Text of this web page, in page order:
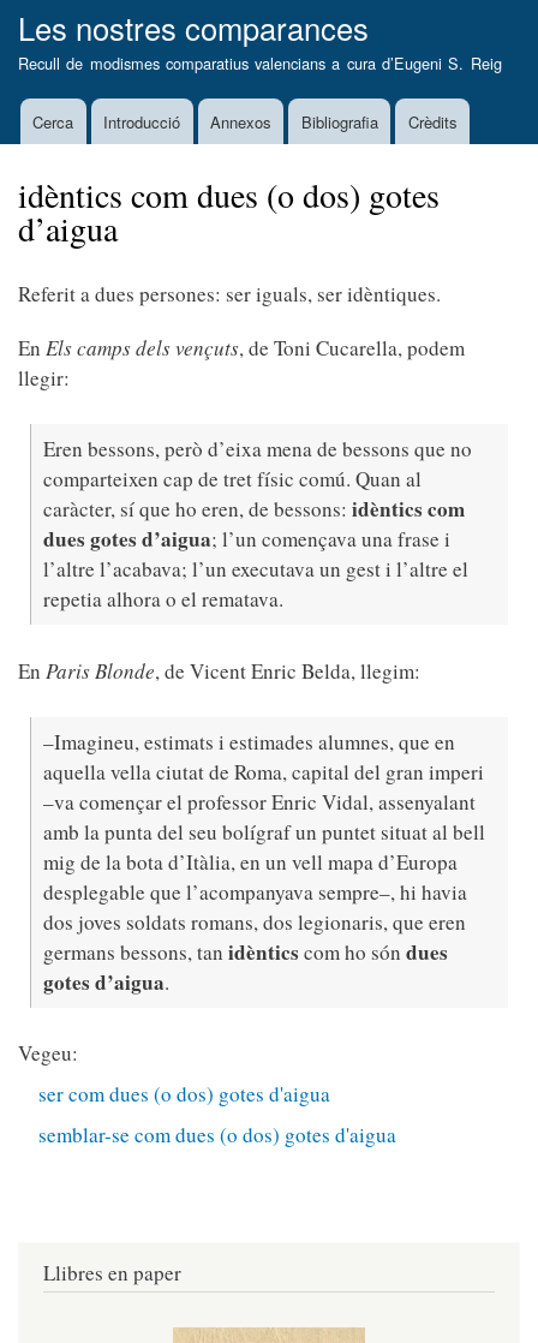
al
contingut
Les nostres comparances
Recull de modismes comparatius valencians a cura d’Eugeni S. Reig
MainCerca Introducció Annexos Bibliografia Crèdits
idèntics com dues (o dos) gotes
d’aigua
Referit a dues persones: ser iguals, ser idèntiques.
En Els camps dels vençuts, de Toni Cucarella, podem
llegir:
Eren bessons, però d’eixa mena de bessons que no
comparteixen cap de tret físic comú. Quan al
caràcter, sí que ho eren, de bessons: idèntics com
dues gotes d’aigua; l’un començava una frase i
l’altre l’acabava; l’un executava un gest i l’altre el
repetia alhora o el rematava.
En Paris Blonde, de Vicent Enric Belda, llegim:
–Imagineu, estimats i estimades alumnes, que en
aquella vella ciutat de Roma, capital del gran imperi
–va començar el professor Enric Vidal, assenyalant
amb la punta del seu bolígraf un puntet situat al bell
mig de la bota d’Itàlia, en un vell mapa d’Europa
desplegable que l’acompanyava sempre–, hi havia
dos joves soldats romans, dos legionaris, que eren
germans bessons, tan idènticscom ho són dues
gotesd’aigua.
Vegeu:
ser com dues (o dos) gotes d'aigua
semblar-se com dues (o dos) gotes d'aigua
Llibres en paper